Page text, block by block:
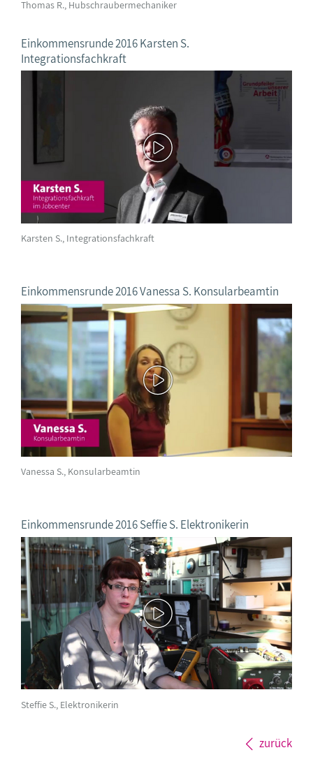
Thomas R., Hubschraubermechaniker
Einkommensrunde 2016 Karsten S.
Integrationsfachkraft
Karsten S., Integrationsfachkraft
Einkommensrunde 2016 Vanessa S. Konsularbeamtin
Vanessa S., Konsularbeamtin
Einkommensrunde 2016 Seffie S. Elektronikerin
Steffie S., Elektronikerin
zurück